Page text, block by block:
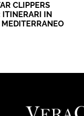
CLIPPERS
ITINERARI IN